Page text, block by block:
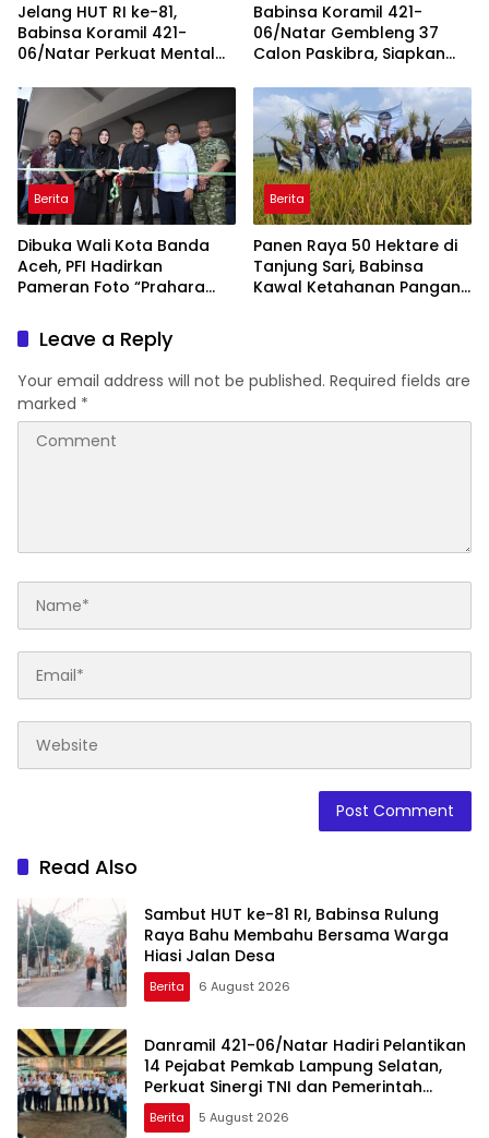
Jelang HUT RI ke-81,
Babinsa Koramil 421-
06/Natar Perkuat Mental
Tegineneng
Babinsa Koramil 421-
06/Natar Gembleng 37
Calon Paskibra, Siapkan
HUT RI Tingkat Kecamatan
Berita
Dibuka Wali Kota Banda
Aceh, PFI Hadirkan
Pameran Foto “Prahara
Kebencanaan
Berita
Panen Raya 50 Hektare di
Tanjung Sari, Babinsa
Kawal Ketahanan Pangan
Leave a Reply
Your email address will not be published. Required fields are
marked *
Read Also
Sambut HUT ke-81 RI, Babinsa Rulung
Raya Bahu Membahu Bersama Warga
Hiasi Jalan Desa
Berita 6 August 2026
Danramil 421-06/Natar Hadiri Pelantikan
14 Pejabat Pemkab Lampung Selatan,
Perkuat Sinergi TNI dan Pemerintah
Daerah
Berita 5 August 2026